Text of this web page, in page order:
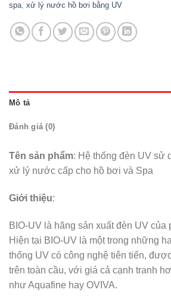
spa, xử lý nước hồ bơi bằng UV
Mô tả
Đánh giá (0)
Tên sản phẩm: Hệ thống đèn UV sử
xử lý nước cấp cho hồ bơi và Spa
Giới thiệu:
BIO-UV là hãng sản xuất đèn UV của
Hiện tại BIO-UV là một trong những
thống UV có công nghệ tiên tiến,
trên toàn cầu, với giá cả cạnh tranh
như Aquafine hay OVIVA.